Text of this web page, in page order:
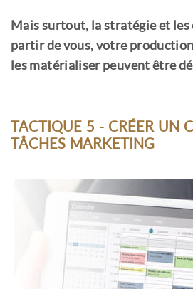
Mais surtout, la stratégie et
partir de vous, votre
les matérialiser peuvent être
TACTIQUE 5 - CRÉER UN
TÂCHES MARKETING